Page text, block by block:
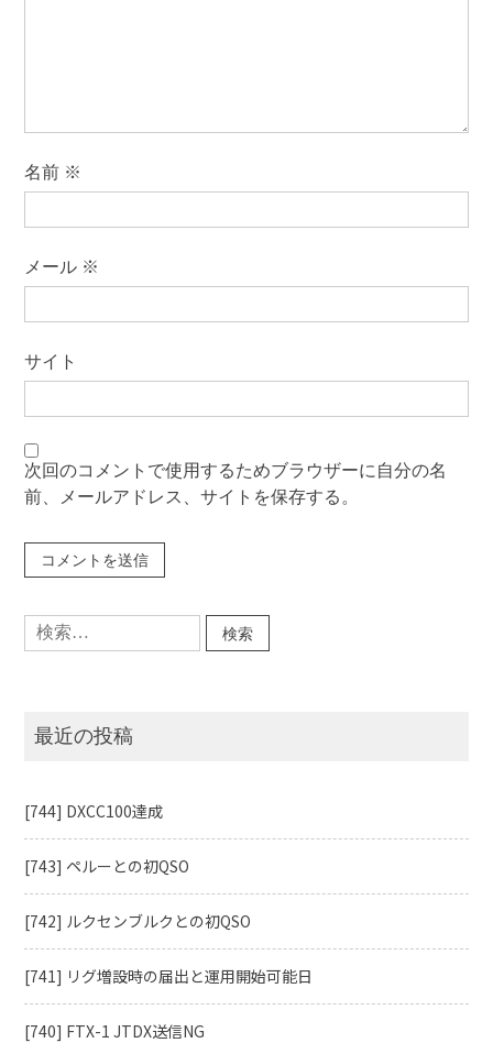
名前 ※
メール ※
サイト
次回のコメントで使用するためブラウザーに自分の名
前、メールアドレス、サイトを保存する。
検
索:
最近の投稿
[744] DXCC100達成
[743] ペルーとの初QSO
[742] ルクセンブルクとの初QSO
[741] リグ増設時の届出と運用開始可能日
[740] FTX-1 JTDX送信NG